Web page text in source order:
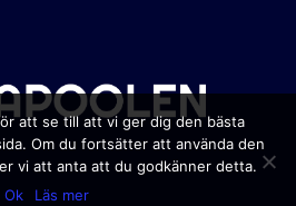
att se till att vi ger dig den bästa
Om du fortsätter att använda den
vi att anta att du godkänner detta.
Ok
Läs mer